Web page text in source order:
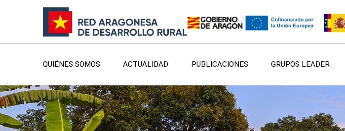
QUIÉNES SOMOS ACTUALIDAD PUBLICACIONES GRUPOS LEADER